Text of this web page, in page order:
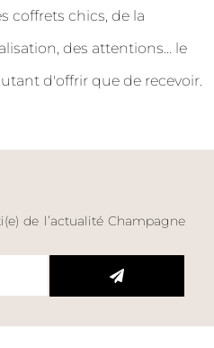
coffrets chics, de la
des attentions… le
d'offrir que de recevoir.
de l’actualité Champagne